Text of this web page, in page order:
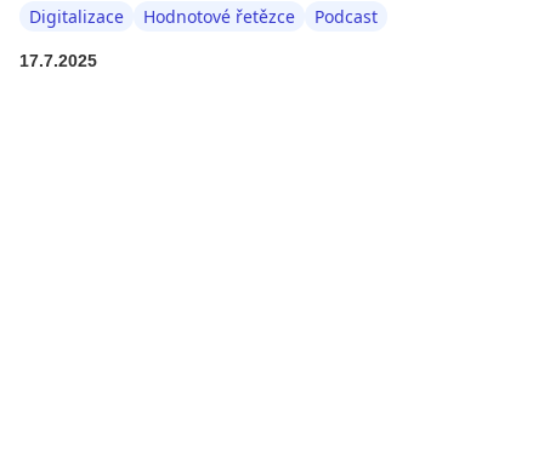
Digitalizace Hodnotové řetězce Podcast
17.7.2025